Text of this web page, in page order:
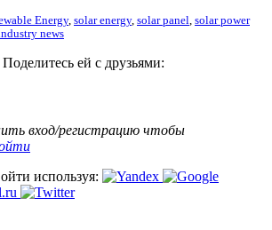
Energy, solar energy, solar panel, solar power
news
ей с друзьями:
вход/регистрацию чтобы
используя: